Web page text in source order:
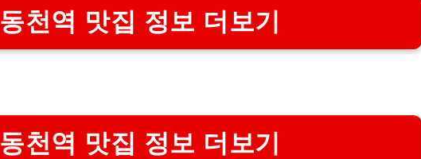
동천역 맛집 정보 더보기
동천역 맛집 정보 더보기